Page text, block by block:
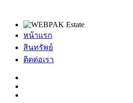
หน้าแรก
สินทรัพย์
ติดต่อเรา